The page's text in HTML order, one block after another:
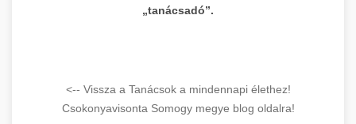
„tanácsadó”.
<-- Vissza a Tanácsok a mindennapi élethez!
Csokonyavisonta Somogy megye blog oldalra!